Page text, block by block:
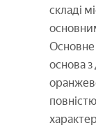
складі
Основне
основа